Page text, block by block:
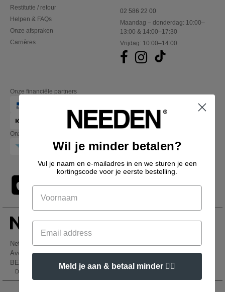
Restitutie / retour
Helpen & FAQs
Onze afspraken
Carrières
02 586 22 00
Maandag – donderdag: 10:00–
13:00 & 14:00–17:30
Vrijdag: 10:00–14:00
Onze financiële partners
Onze transporteurs
Netenders Belgium SRL
Avenue Hermann-Debroux 54, 1160, Bruxelles
BE61 3632 1629 8017
Dit is GEEN retouradres. Voor retourzending, zie hier
Wil je minder betalen?
Vul je naam en e-mailadres in en we sturen je een
kortingscode voor je eerste bestelling.
Meld je aan & betaal minder 👍🏼